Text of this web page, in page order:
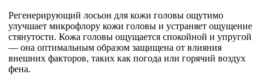
Регенерирующий лосьон для кожи головы ощутимо
улучшает микрофлору кожи головы и устраняет ощущение
стянутости. Кожа головы ощущается спокойной и упругой
— она оптимальным образом защищена от влияния
внешних факторов, таких как погода или горячий воздух
фена.